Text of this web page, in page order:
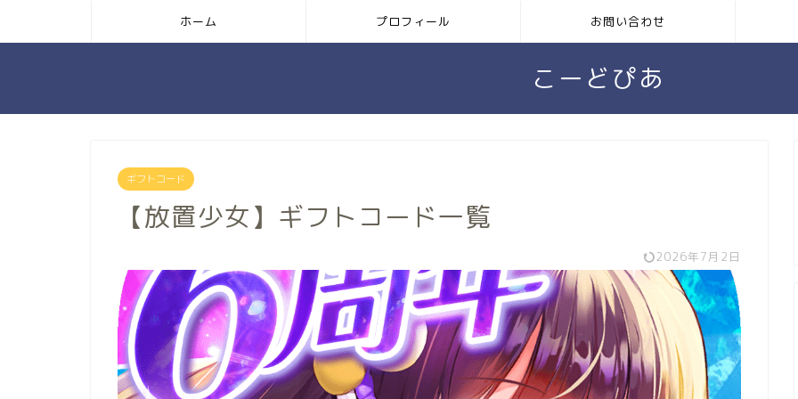
ホーム プロフィール お問い合わせ
こーどぴあ
ギフトコード
【放置少女】ギフトコード一覧
2026年7月2日